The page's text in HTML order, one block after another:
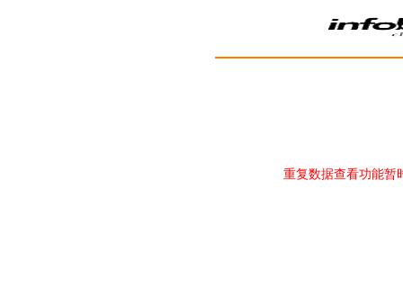
重复数据查看功能暂